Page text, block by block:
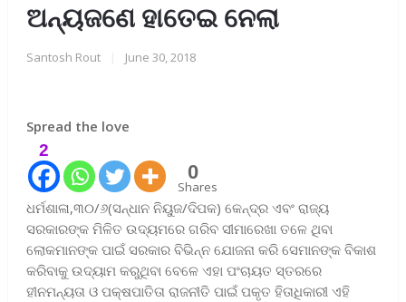
ଅନ୍ୟଜଣେ ହାତେଇ ନେଲା
Santosh Rout June 30, 2018
Spread the love
2
0
Shares
ଧର୍ମଶାଳା,୩୦/୬(ସନ୍ଧାନ ନିୟୁଜ/ଦିପକ) କେନ୍ଦ୍ର ଏବଂ ରାଜ୍ୟ
ସରକାରଙ୍କ ମିଳିତ ଉଦ୍ୟମରେ ଗରିବ ସୀମାରେଖା ତଳେ ଥିବା
ଲୋକମାନଙ୍କ ପାଇଁ ସରକାର ବିଭିନ୍ନ ଯୋଜନା କରି ସେମାନଙ୍କ ବିକାଶ
କରିବାକୁ ଉଦ୍ୟାମ କରୁଥିବା ବେଳେ ଏହା ପଂଚାୟତ ସ୍ତରରେ
ହୀନମନ୍ୟତା ଓ ପକ୍ଷପାତିତା ରାଜନୀତି ପାଇଁ ପକୃତ ହିତାଧିକାରୀ ଏହି